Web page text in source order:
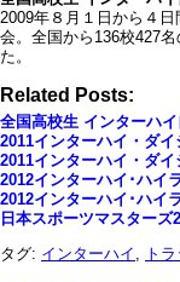
2009年８月１日から４
会。全国から136校427
た。
Related Posts:
全国高校生 インターハ
2011インターハイ・ダ
2011インターハイ・ダ
2012インターハイ･ハイ
2012インターハイ･ハイ
日本スポーツマスターズ
タグ: インターハイ , ト